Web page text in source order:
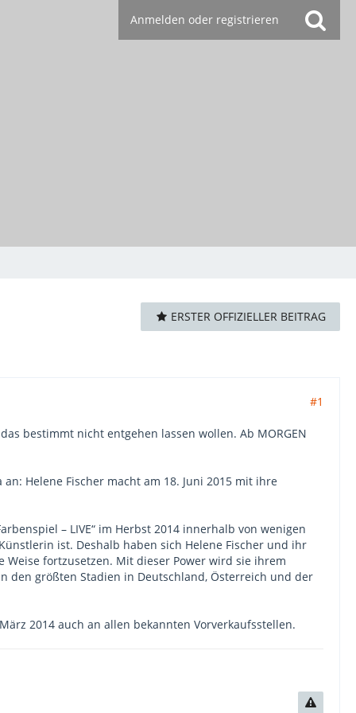
Anmelden oder registrieren
ERSTER OFFIZIELLER BEITRAG
#1
bestimmt nicht entgehen lassen wollen. Ab MORGEN
Helene Fischer macht am 18. Juni 2015 mit ihre
– LIVE“ im Herbst 2014 innerhalb von wenigen
ist. Deshalb haben sich Helene Fischer und ihr
Weise fortzusetzen. Mit dieser Power wird sie ihrem
den größten Stadien in Deutschland, Österreich und der
2014 auch an allen bekannten Vorverkaufsstellen.